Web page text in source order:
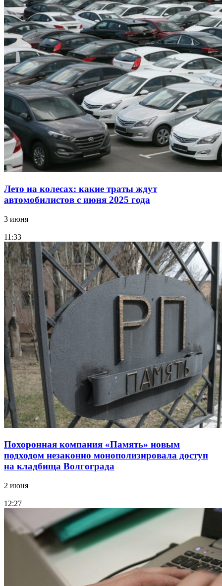
Лето на колесах: какие траты ждут
автомобилистов с июня 2025 года
3 июня
11:33
Похоронная компания «Память» новым
подходом незаконно монополизировала доступ
на кладбища Волгограда
2 июня
12:27